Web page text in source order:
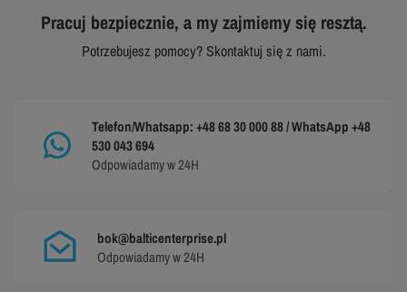
Pracuj bezpiecznie, a my zajmiemy się resztą.
Potrzebujesz pomocy? Skontaktuj się z nami.
Telefon/Whatsapp: +48 68 30 000 88 / WhatsApp +48
530 043 694
Odpowiadamy w 24H
bok@balticenterprise.pl
Odpowiadamy w 24H